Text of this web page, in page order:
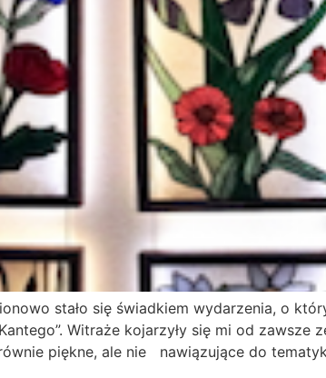
stało się świadkiem wydarzenia, o
Witraże kojarzyły się mi od zawsze
piękne, ale nie nawiązujące do